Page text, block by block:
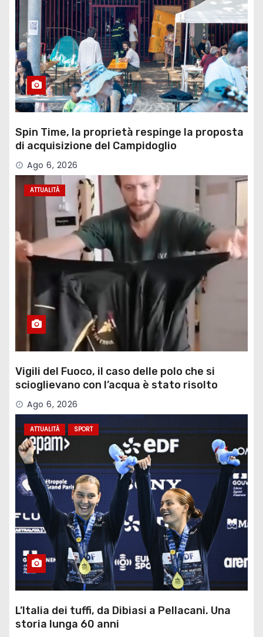
Spin Time, la proprietà respinge la proposta
di acquisizione del Campidoglio
Ago 6, 2026
ATTUALITÀ
Vigili del Fuoco, il caso delle polo che si
scioglievano con l’acqua è stato risolto
Ago 6, 2026
ATTUALITÀ SPORT
L’Italia dei tuffi, da Dibiasi a Pellacani. Una
storia lunga 60 anni